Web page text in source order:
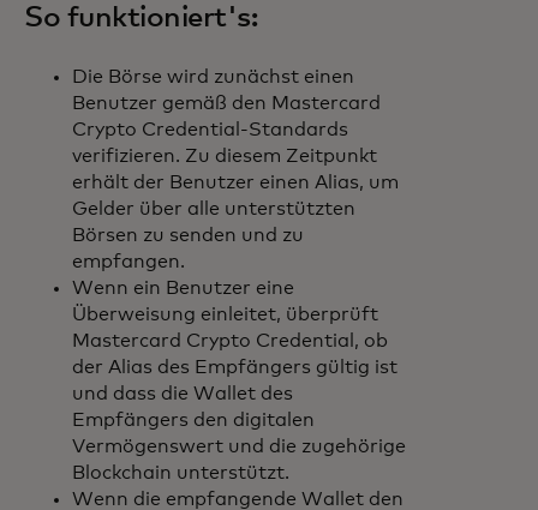
So funktioniert's:
Die Börse wird zunächst einen
Benutzer gemäß den Mastercard
Crypto Credential-Standards
verifizieren. Zu diesem Zeitpunkt
erhält der Benutzer einen Alias, um
Gelder über alle unterstützten
Börsen zu senden und zu
empfangen.
Wenn ein Benutzer eine
Überweisung einleitet, überprüft
Mastercard Crypto Credential, ob
der Alias des Empfängers gültig ist
und dass die Wallet des
Empfängers den digitalen
Vermögenswert und die zugehörige
Blockchain unterstützt.
Wenn die empfangende Wallet den